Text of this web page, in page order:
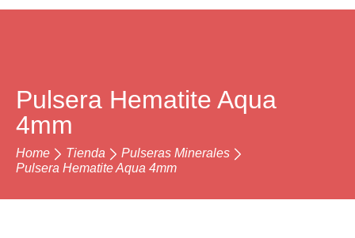
Pulsera Hematite Aqua
4mm
Home Tienda
Pulseras Minerales
Pulsera Hematite Aqua 4mm